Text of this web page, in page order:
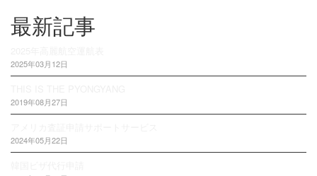
最新記事
2025年03月12日
2019年08月27日
2024年05月22日